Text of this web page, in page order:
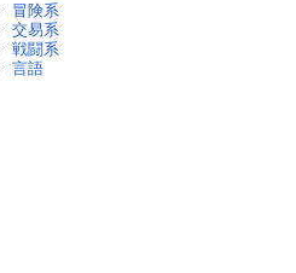
冒険系
交易系
戦闘系
言語